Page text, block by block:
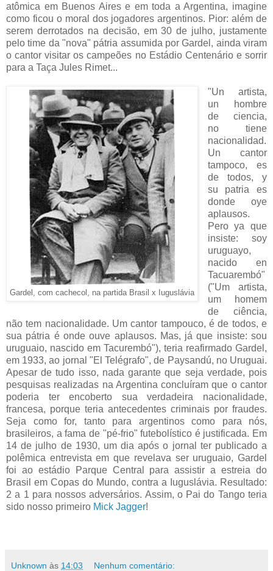
atômica em Buenos Aires e em toda a Argentina, imagine
como ficou o moral dos jogadores argentinos. Pior: além de
serem derrotados na decisão, em 30 de julho, justamente
pelo time da "nova" pátria assumida por Gardel, ainda viram
o cantor visitar os campeões no Estádio Centenário e sorrir
para a Taça Jules Rimet...
Gardel, com cachecol, na partida Brasil x Iuguslávia
"Un artista,
un hombre
de ciencia,
no tiene
nacionalidad.
Un cantor
tampoco, es
de todos, y
su patria es
donde oye
aplausos.
Pero ya que
insiste: soy
uruguayo,
nacido en
Tacuarembó"
("Um artista,
um homem
de ciência,
não tem nacionalidade. Um cantor tampouco, é de todos, e
sua pátria é onde ouve aplausos. Mas, já que insiste: sou
uruguaio, nascido em Tacurembó"), teria reafirmado Gardel,
em 1933, ao jornal "El Telégrafo", de Paysandú, no Uruguai.
Apesar de tudo isso, nada garante que seja verdade, pois
pesquisas realizadas na Argentina concluíram que o cantor
poderia ter encoberto sua verdadeira nacionalidade,
francesa, porque teria antecedentes criminais por fraudes.
Seja como for, tanto para argentinos como para nós,
brasileiros, a fama de "pé-frio" futebolístico é justificada. Em
14 de julho de 1930, um dia após o jornal ter publicado a
polêmica entrevista em que revelava ser uruguaio, Gardel
foi ao estádio Parque Central para assistir a estreia do
Brasil em Copas do Mundo, contra a Iuguslávia. Resultado:
2 a 1 para nossos adversários. Assim, o Pai do Tango teria
sido nosso primeiro Mick Jagger!
Unknown às 14:03 Nenhum comentário: